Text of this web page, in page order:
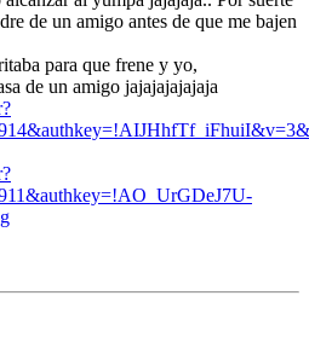
de un amigo antes de que me bajen
para que frene y yo,
de un amigo jajajajajajaja